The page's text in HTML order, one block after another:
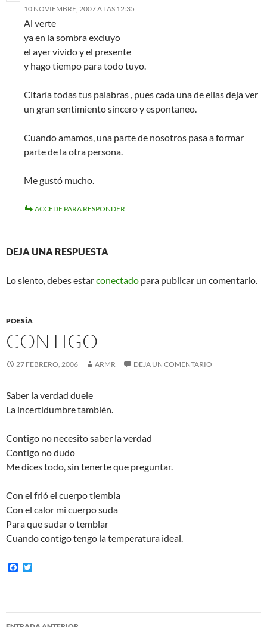
10 NOVIEMBRE, 2007 A LAS 12:35
Al verte
ya en la sombra excluyo
el ayer vivido y el presente
y hago tiempo para todo tuyo.
Citaría todas tus palabras , pues cada una de ellas deja ver
un gran sentimiento sincero y espontaneo.
Cuando amamos, una parte de nosotros pasa a formar
parte de la otra persona.
Me gustó mucho.
ACCEDE PARA RESPONDER
DEJA UNA RESPUESTA
Lo siento, debes estarconectado para publicar un comentario.
POESÍA
CONTIGO
27 FEBRERO, 2006 ARMR DEJA UN COMENTARIO
Saber la verdad duele
La incertidumbre también.
Contigo no necesito saber la verdad
Contigo no dudo
Me dices todo, sin tenerte que preguntar.
Con el frió el cuerpo tiembla
Con el calor mi cuerpo suda
Para que sudar o temblar
Cuando contigo tengo la temperatura ideal.
F
o
o
e
r
Navegación